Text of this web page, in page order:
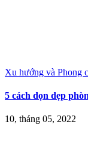
Xu hướng và Phong
5 cách dọn dẹp
10, tháng 05, 2022